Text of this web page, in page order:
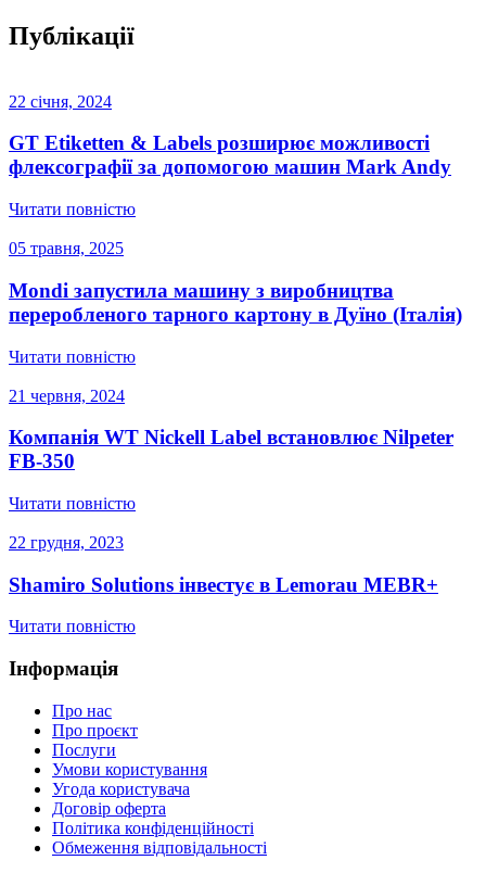
Публікації
22 січня, 2024
GT Etiketten & Labels розширює можливості
флексографії за допомогою машин Mark Andy
Читати повністю
05 травня, 2025
Mondi запустила машину з виробництва
переробленого тарного картону в Дуїно (Італія)
Читати повністю
21 червня, 2024
Компанія WT Nickell Label встановлює Nilpeter
FB-350
Читати повністю
22 грудня, 2023
Shamiro Solutions інвестує в Lemorau MEBR+
Читати повністю
Інформація
Про нас
Про проєкт
Послуги
Умови користування
Угода користувача
Договір оферта
Політика конфіденційності
Обмеження відповідальності